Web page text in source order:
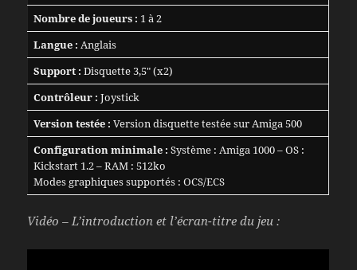
Nombre de joueurs : 1 à 2
Langue : Anglais
Support : Disquette 3,5″ (x2)
Contrôleur : Joystick
Version testée : Version disquette testée sur Amiga 500
Configuration minimale : Système : Amiga 1000 – OS :
Kickstart 1.2 – RAM : 512ko
Modes graphiques supportés : OCS/ECS
Vidéo – L’introduction et l’écran-titre du jeu :